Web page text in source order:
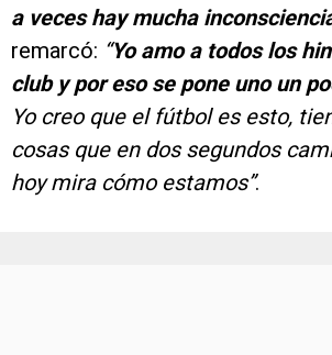
a veces hay mucha
remarcó: “Yo amo a todos los
club y por eso se pone uno un
Yo creo que el fútbol es esto,
cosas que en dos segundos
hoy mira cómo estamos”.